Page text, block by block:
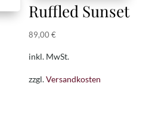
Ruffled Sunset
89,00€
inkl. MwSt.
zzgl.Versandkosten